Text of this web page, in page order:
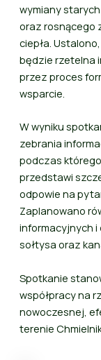
wymiany
oraz rosnącego
ciepła.
będzie rzetelna
przez proces
wsparcie.
W wyniku
zebrania
podczas
przedstawi
odpowie na
Zaplanowano
informacyjnych
sołtysa oraz
Spotkanie
współpracy na
nowoczesnej,
terenie